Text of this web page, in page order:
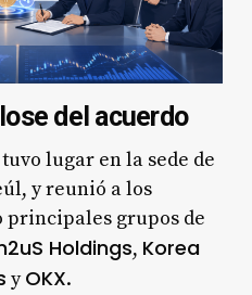
del acuerdo
lugar en la sede de
y reunió a los
principales grupos de
Holdings, Korea
yOKX.